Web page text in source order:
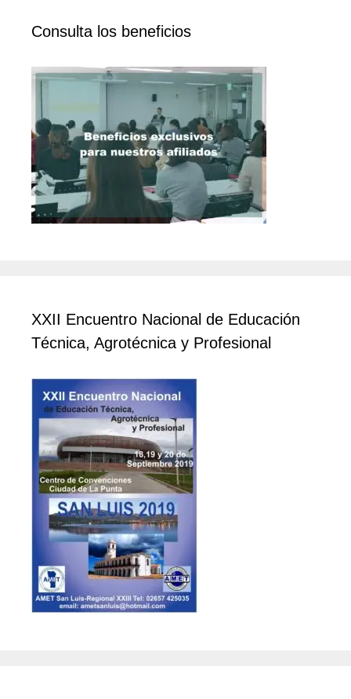
Consulta los beneficios
XXII Encuentro Nacional de Educación
Técnica, Agrotécnica y Profesional